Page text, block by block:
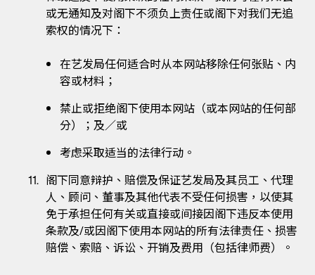
或无通知及对阁下不须负上责任或阁下对我们无追
索权的情况下：
在艺发局任何适合时从本网站移除任何张贴、内
容或材料；
禁止或拒绝阁下使用本网站（或本网站的任何部
分）；及／或
考虑采取适当的法律行动。
阁下同意辩护、赔偿及保证艺发局及其员工、代理
人、顾问、董事及其他代表不受任何损害，以使其
免于承担任何有关或直接或间接因阁下违反本使用
条款及/或因阁下使用本网站的所有法律责任、损害
赔偿、索赔、诉讼、开销及费用（包括律师费）。